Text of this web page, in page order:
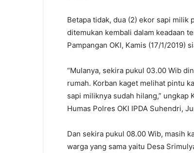
Betapa tidak, dua (2) ekor sapi milik
ditemukan kembali dalam keadaan
Pampangan OKI, Kamis (17/1/2019)
“Mulanya, sekira pukul 03.00 Wib
rumah. Korban kaget melihat pintu
sapi miliknya sudah hilang,” ungkap
Humas Polres OKI IPDA Suhendri,
Dan sekira pukul 08.00 Wib, masih
warga yang sama yaitu Desa